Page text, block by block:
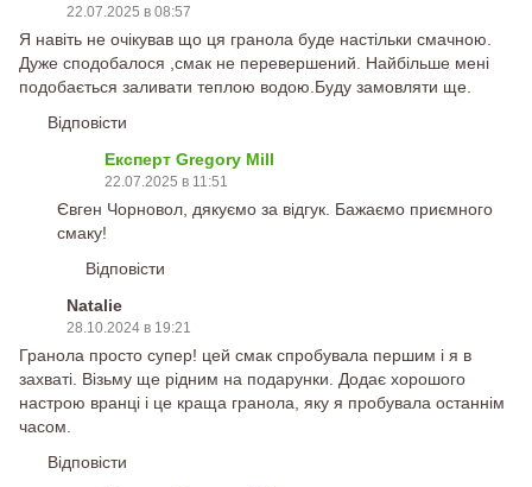
22.07.2025 в 08:57
Я навіть не очікував що ця гранола буде настільки смачною.
Дуже сподобалося ,смак не перевершений. Найбільше мені
подобається заливати теплою водою.Буду замовляти ще.
Відповісти
Експерт Gregory Mill
22.07.2025 в 11:51
Євген Чорновол, дякуємо за відгук. Бажаємо приємного
смаку!
Відповісти
Natalie
28.10.2024 в 19:21
Гранола просто супер! цей смак спробувала першим і я в
захваті. Візьму ще рідним на подарунки. Додає хорошого
настрою вранці і це краща гранола, яку я пробувала останнім
часом.
Відповісти